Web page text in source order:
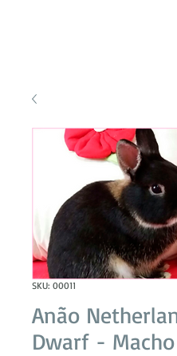
SKU: 00011
Anão
Dwarf - Macho